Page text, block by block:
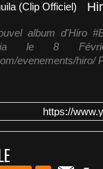
album d'Hiro
le 8
evenements/hiro/
https://